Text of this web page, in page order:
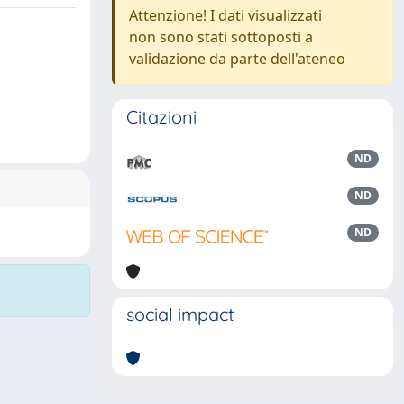
Attenzione! I dati visualizzati
non sono stati sottoposti a
validazione da parte dell'ateneo
Citazioni
ND
ND
ND
social impact